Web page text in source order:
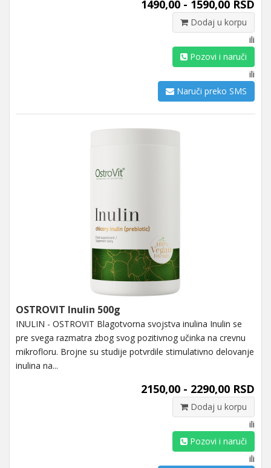
1490,00 - 1590,00 RSD
Dodaj u korpu
ili
Pozovi i naruči
ili
Naruči preko SMS
OSTROVIT Inulin 500g
INULIN - OSTROVIT Blagotvorna svojstva inulina Inulin se
pre svega razmatra zbog svog pozitivnog učinka na crevnu
mikrofloru. Brojne su studije potvrdile stimulativno delovanje
inulina na...
2150,00 - 2290,00 RSD
Dodaj u korpu
ili
Pozovi i naruči
ili